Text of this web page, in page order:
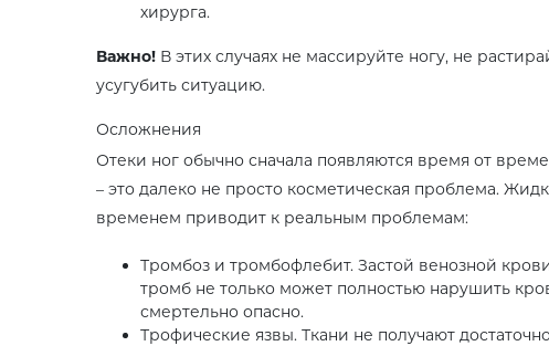
хирурга.
Важно! В этих случаях не массируйте ногу, не
усугубить ситуацию.
Осложнения
Отеки ног обычно сначала появляются время от
– это далеко не просто косметическая проблема.
временем приводит к реальным проблемам:
Тромбоз и тромбофлебит. Застой венозной
тромб не только может полностью нарушить
смертельно опасно.
Трофические язвы. Ткани не получают